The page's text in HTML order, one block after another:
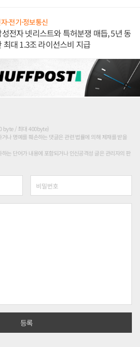
·전기·정보통신
전자 넷리스트와 특허분쟁 매듭, 5년 동
최대 1.3조 라이선스비 지급
byte / 최대 400byte)
나 명예를 훼손하는 댓글은 관련 법률에 의해 제재를 받을
는 단어가 내용에 포함되거나 인신공격성 글은 관리자의 판